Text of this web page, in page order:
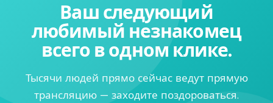
Ваш следующий
любимый незнакомец
всего в одном клике.
Тысячи людей прямо сейчас ведут прямую
трансляцию — заходите поздороваться.